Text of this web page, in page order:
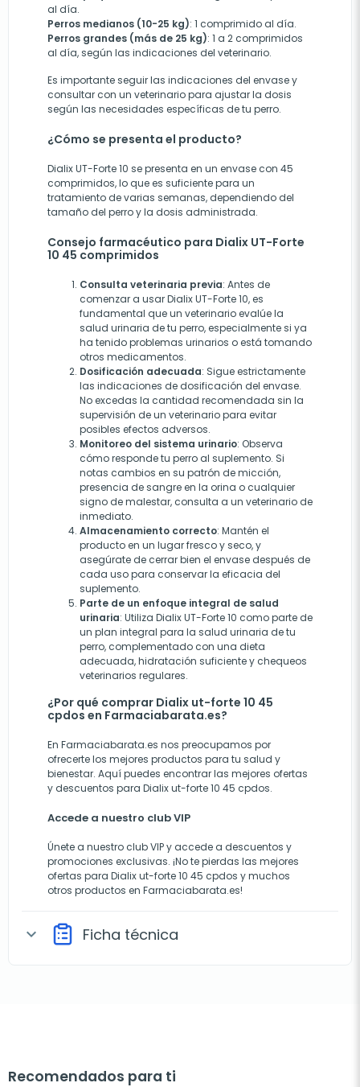
al día.
Perros medianos (10-25 kg): 1 comprimido al día.
Perros grandes (más de 25 kg): 1 a 2 comprimidos
al día, según las indicaciones del veterinario.
Es importante seguir las indicaciones del envase y
consultar con un veterinario para ajustar la dosis
según las necesidades específicas de tu perro.
¿Cómo se presenta el producto?
Dialix UT-Forte 10 se presenta en un envase con 45
comprimidos, lo que es suficiente para un
tratamiento de varias semanas, dependiendo del
tamaño del perro y la dosis administrada.
Consejo farmacéutico para Dialix UT-Forte
10 45 comprimidos
Consulta veterinaria previa: Antes de
comenzar a usar Dialix UT-Forte 10, es
fundamental que un veterinario evalúe la
salud urinaria de tu perro, especialmente si ya
ha tenido problemas urinarios o está tomando
otros medicamentos.
Dosificación adecuada: Sigue estrictamente
las indicaciones de dosificación del envase.
No excedas la cantidad recomendada sin la
supervisión de un veterinario para evitar
posibles efectos adversos.
Monitoreo del sistema urinario: Observa
cómo responde tu perro al suplemento. Si
notas cambios en su patrón de micción,
presencia de sangre en la orina o cualquier
signo de malestar, consulta a un veterinario de
inmediato.
Almacenamiento correcto: Mantén el
producto en un lugar fresco y seco, y
asegúrate de cerrar bien el envase después de
cada uso para conservar la eficacia del
suplemento.
Parte de un enfoque integral de salud
urinaria: Utiliza Dialix UT-Forte 10 como parte de
un plan integral para la salud urinaria de tu
perro, complementado con una dieta
adecuada, hidratación suficiente y chequeos
veterinarios regulares.
¿Por qué comprar Dialix ut-forte 10 45
cpdos en Farmaciabarata.es?
En Farmaciabarata.es nos preocupamos por
ofrecerte los mejores productos para tu salud y
bienestar. Aquí puedes encontrar las mejores ofertas
y descuentos para Dialix ut-forte 10 45 cpdos.
Accede a nuestro club VIP
Únete a nuestro club VIP y accede a descuentos y
promociones exclusivas. ¡No te pierdas las mejores
ofertas para Dialix ut-forte 10 45 cpdos y muchos
otros productos en Farmaciabarata.es!
expand_more Ficha técnica
Recomendados para ti